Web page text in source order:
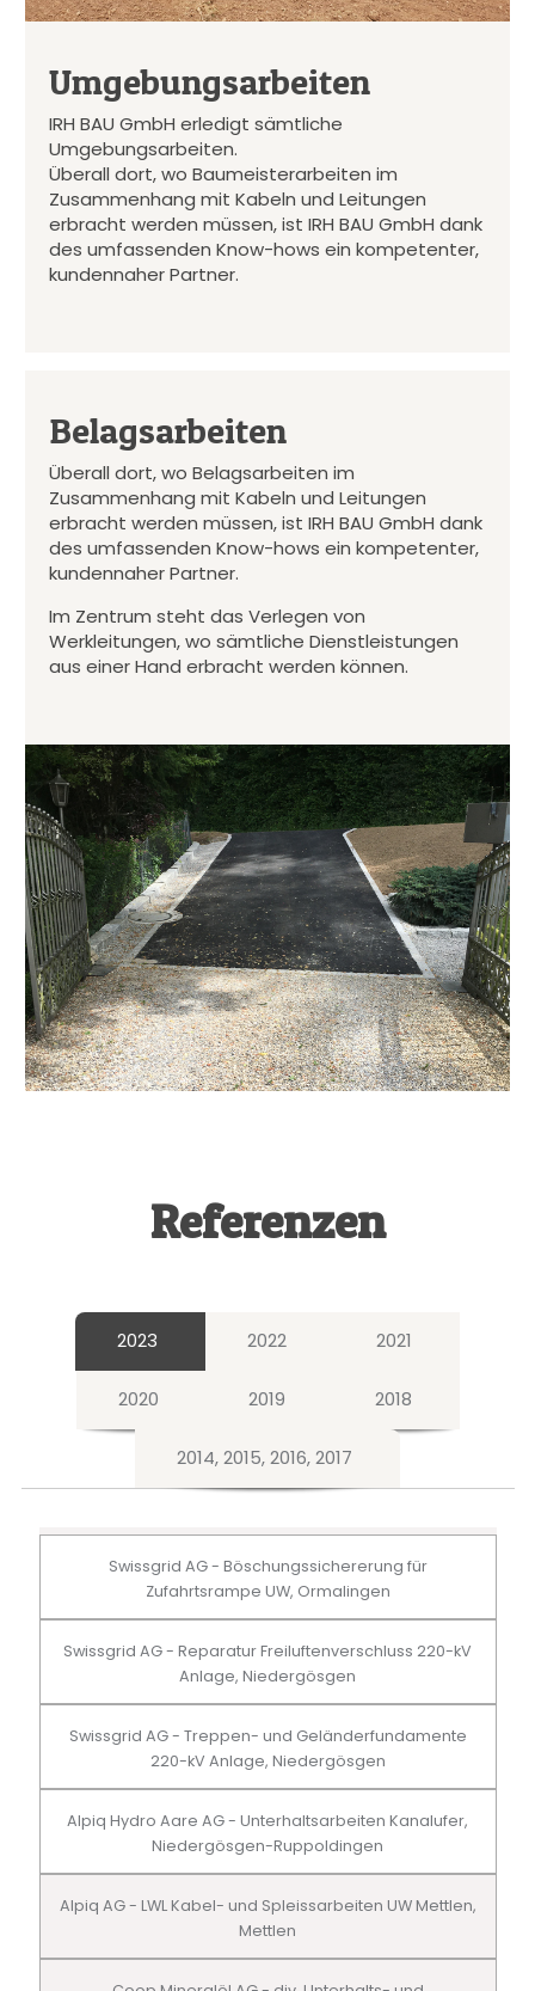
Umgebungsarbeiten
IRH BAU GmbH erledigt sämtliche
Umgebungsarbeiten.
Überall dort, wo Baumeisterarbeiten im
Zusammenhang mit Kabeln und Leitungen
erbracht werden müssen, ist IRH BAU GmbH dank
des umfassenden Know-hows ein kompetenter,
kundennaher Partner.
Belagsarbeiten
Überall dort, wo Belagsarbeiten im
Zusammenhang mit Kabeln und Leitungen
erbracht werden müssen, ist IRH BAU GmbH dank
des umfassenden Know-hows ein kompetenter,
kundennaher Partner.
Im Zentrum steht das Verlegen von
Werkleitungen, wo sämtliche Dienstleistungen
aus einer Hand erbracht werden können.
Referenzen
2023 2022 2021
2020 2019 2018
2014, 2015, 2016, 2017
Swissgrid AG - Böschungssichererung für
Zufahrtsrampe UW, Ormalingen
Swissgrid AG - Reparatur Freiluftenverschluss 220-kV
Anlage, Niedergösgen
Swissgrid AG - Treppen- und Geländerfundamente
220-kV Anlage, Niedergösgen
Alpiq Hydro Aare AG - Unterhaltsarbeiten Kanalufer,
Niedergösgen-Ruppoldingen
Alpiq AG - LWL Kabel- und Spleissarbeiten UW Mettlen,
Mettlen